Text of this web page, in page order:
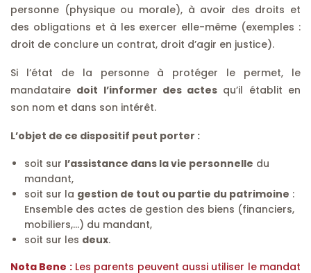
personne (physique ou morale), à avoir des droits et
des obligations et à les exercer elle-même (exemples :
droit de conclure un contrat, droit d’agir en justice).
Si l’état de la personne à protéger le permet, le
mandataire doit l’informer des actes qu’il établit en
son nom et dans son intérêt.
L’objet de ce dispositif peut porter :
soit sur l’assistance dans la vie personnelle du
mandant,
soit sur la gestion de tout ou partie du patrimoine :
Ensemble des actes de gestion des biens (financiers,
mobiliers,…) du mandant,
soit sur les deux.
Nota Bene :Les parents peuvent aussi utiliser le mandat